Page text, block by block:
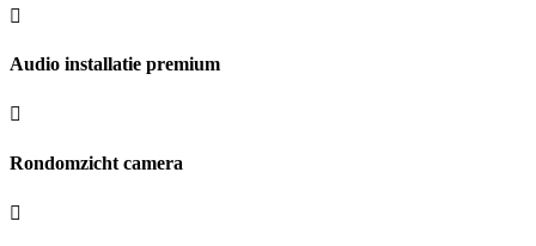
Audio installatie premium
Rondomzicht camera